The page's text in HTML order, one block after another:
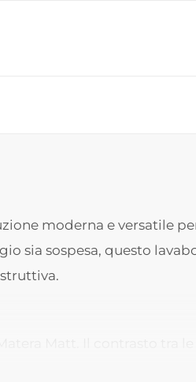
moderna e versatile
sia sospesa, questo